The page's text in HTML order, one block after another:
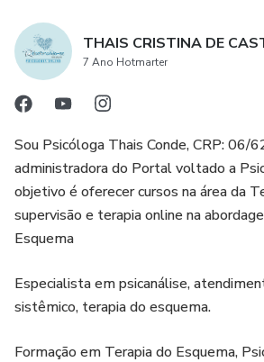
THAIS CRISTINA DE
7 Ano Hotmarter
Sou Psicóloga Thais Conde, CRP: 06/
administradora do Portal voltado a
objetivo é oferecer cursos na área da
supervisão e terapia online na
Esquema
Especialista em psicanálise,
sistêmico, terapia do esquema.
Formação em Terapia do Esquema,